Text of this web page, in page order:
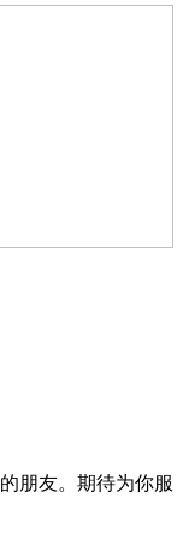
朋友。期待为你服